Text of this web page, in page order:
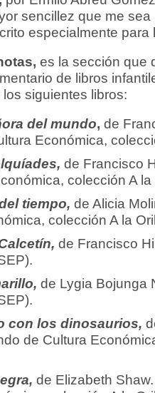
sencillez que me
especialmente para
es la sección que
de libros
siguientes libros:
del mundo, de
Económica,
de Francisco
colección A
tiempo, de Alicia
colección A la
de Francisco
de Lygia Bojunga
con los dinosaurios,
de Cultura
de Elizabeth